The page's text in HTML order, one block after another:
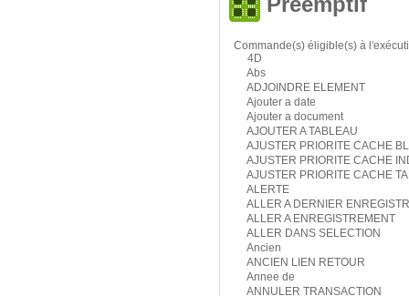
Commande(s) éligible(s) à
4D
Abs
ADJOINDRE ELEMENT
Ajouter a date
Ajouter a document
AJOUTER A TABLEAU
AJUSTER PRIORITE CACHE
AJUSTER PRIORITE CACHE
AJUSTER PRIORITE CACHE
ALERTE
ALLER A DERNIER
ALLER A ENREGISTREMENT
ALLER DANS SELECTION
Ancien
ANCIEN LIEN RETOUR
Annee de
ANNULER TRANSACTION